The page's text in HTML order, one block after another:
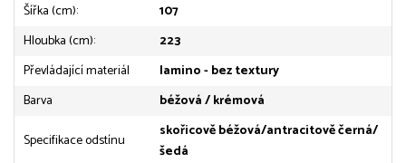
Šířka (cm):
107
Hloubka (cm):
223
Převládající materiál
lamino - bez textury
Barva
béžová / krémová
Specifikace odstínu
skořicově béžová/antracitově černá/
šedá